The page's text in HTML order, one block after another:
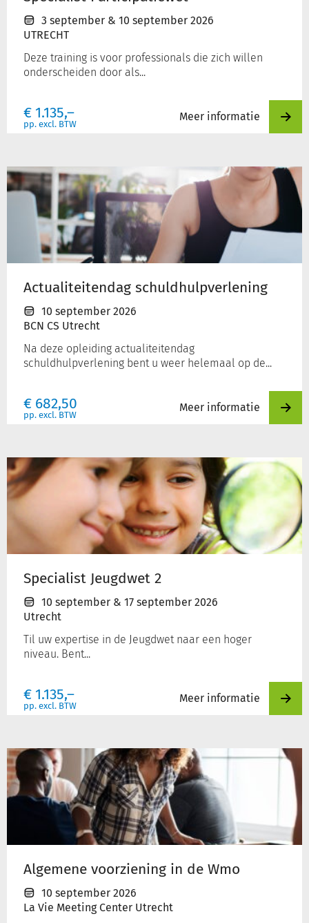
3 september & 10 september 2026
UTRECHT
Deze training is voor professionals die zich willen
onderscheiden door als...
€ 1.135,–
pp. excl. BTW
Meer informatie
Actualiteitendag schuldhulpverlening
10 september 2026
BCN CS Utrecht
Na deze opleiding actualiteitendag
schuldhulpverlening bent u weer helemaal op de...
€ 682,50
pp. excl. BTW
Meer informatie
Actualiteitendag
schuldhulpverlening
Specialist Jeugdwet 2
10 september & 17 september 2026
Utrecht
Til uw expertise in de Jeugdwet naar een hoger
niveau. Bent...
€ 1.135,–
pp. excl. BTW
Meer informatie
Specialist
Jeugdwet
Algemene voorziening in de Wmo
10 september 2026
La Vie Meeting Center Utrecht
Algemene
voorziening
in
de